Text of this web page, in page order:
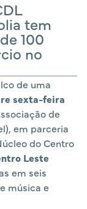
tem
100
no
de uma
sexta-feira
de
em parceria
do Centro
Leste
em seis
música e